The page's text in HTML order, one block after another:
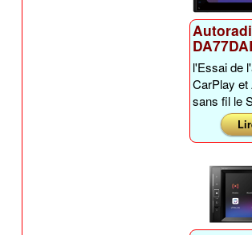
l'Essai de
CarPlay et
sans fil le